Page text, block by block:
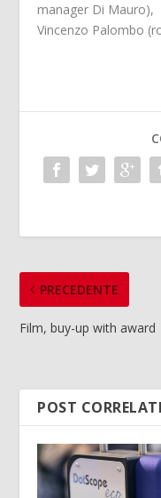
manager Di Mauro),
Vincenzo Palombo
PRECEDENTE
Film, buy-up with award
POST CORRELATI